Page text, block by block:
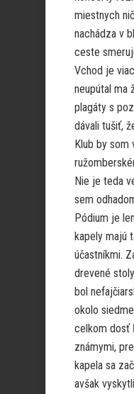
miestnych
nachádza v
ceste
Vchod je
neupútal ma
plagáty s
dávali tušiť,
Klub by som
Nie je teda
sem
Pódium je
kapely majú
účastníkmi.
drevené
bol
okolo
celkom dosť
známymi,
kapela sa
avšak